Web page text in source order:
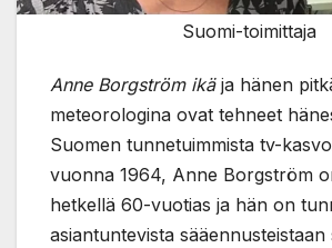
Suomi-toimittaja
Anne Borgström ikäja hänen
meteorologina ovat tehneet
Suomen tunnetuimmista tv-
vuonna 1964, Anne Borgström
hetkellä 60-vuotias ja hän on
asiantuntevista